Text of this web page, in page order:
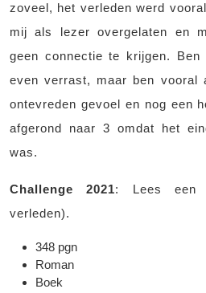
zoveel, het verleden werd
mij als lezer overgelaten en
geen connectie te krijgen.
even verrast, maar ben vooral
ontevreden gevoel en nog een
afgerond naar 3 omdat het
was.
Challenge 2021: Lees een
verleden).
348 pgn
Roman
Boek